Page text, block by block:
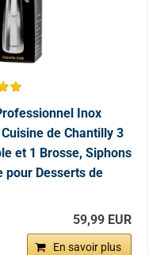
Inox
de Chantilly 3
et 1 Brosse, Siphons
pour Desserts de
59,99 EUR
En savoir plus